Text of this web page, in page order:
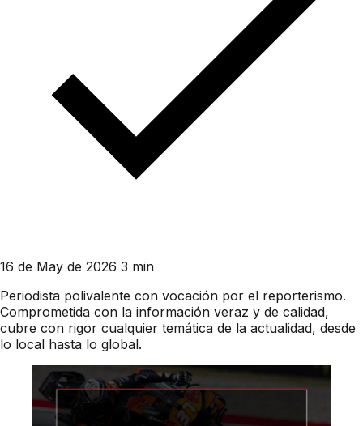
16 de May de 2026 3 min
Periodista polivalente con vocación por el reporterismo.
Comprometida con la información veraz y de calidad,
cubre con rigor cualquier temática de la actualidad, desde
lo local hasta lo global.